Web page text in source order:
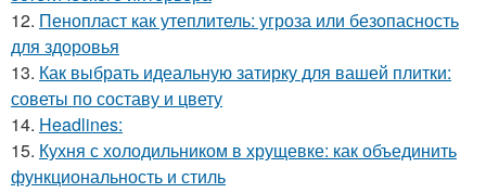
12. Пенопласт как утеплитель: угроза или безопасность
для здоровья
13. Как выбрать идеальную затирку для вашей плитки:
советы по составу и цвету
14. Headlines:
15. Кухня с холодильником в хрущевке: как объединить
функциональность и стиль